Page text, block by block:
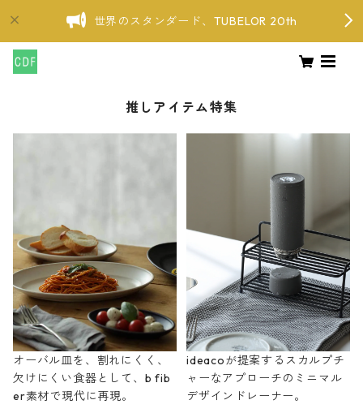
世界のスタンダード、TUBELOR 20th
推しアイテム特集
オーバル皿を、割れにくく、
欠けにくい食器として、b fib
er素材で現代に再現。
ideacoが提案するスカルプチ
ャーなアプローチのミニマル
デザインドレーナー。